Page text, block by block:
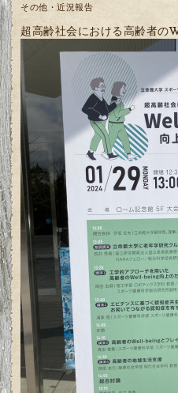
その他・近況報告
超高齢社会における高齢者の